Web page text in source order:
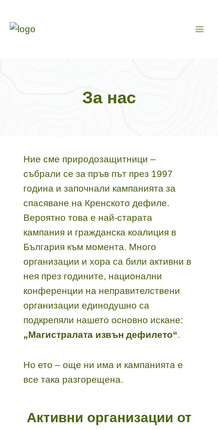
съдържанието
За нас
Ние сме природозащитници –
събрали се за пръв път през 1997
година и започнали кампанията за
спасяване на Кренското дефиле.
Вероятно това е най-старата
кампания и гражданска коалиция в
България към момента. Много
организации и хора са били активни в
нея през годините, национални
конференции на неправителствени
организации единодушно са
подкрепяли нашето основно искане:
„Магистралата извън дефилето“.
Но ето – още ни има и кампанията е
все така разгорещена.
Активни организации от